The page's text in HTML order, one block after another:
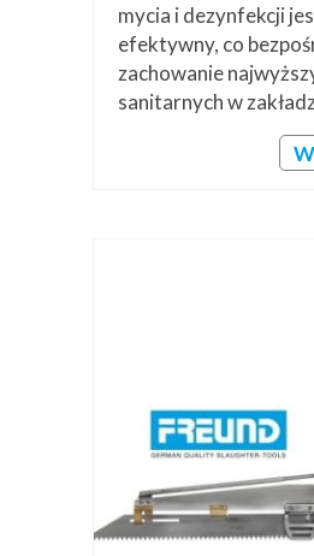
mycia i dezynfekcji
efektywny, co
zachowanie
sanitarnych w